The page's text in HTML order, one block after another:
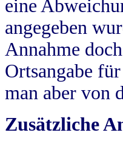
eine
angegeben
Annahme
Ortsangabe
man aber von
Zusätzliche